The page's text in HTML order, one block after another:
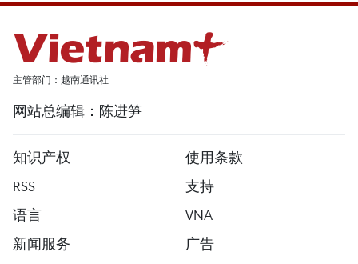
主管部门：越南通讯社
网站总编辑：陈进笋
知识产权
使用条款
RSS
支持
语言
VNA
新闻服务
广告